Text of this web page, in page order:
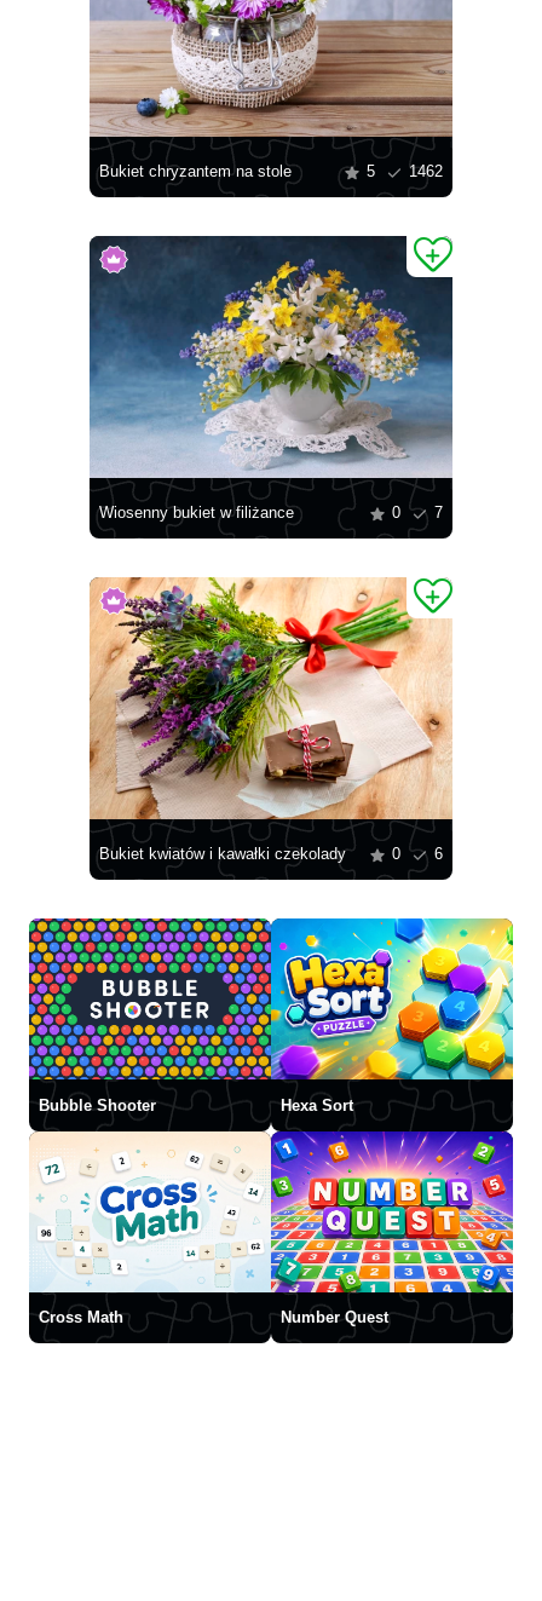
Bukiet chryzantem na stole 5 1462
Wiosenny bukiet w filiżance 0 7
Bukiet kwiatów i kawałki czekolady 0 6
Bubble Shooter Hexa Sort
Cross Math Number Quest